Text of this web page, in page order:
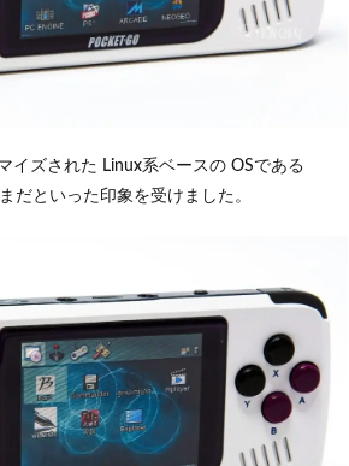
イズされた Linux系ベースの OSである
だといった印象を受けました。